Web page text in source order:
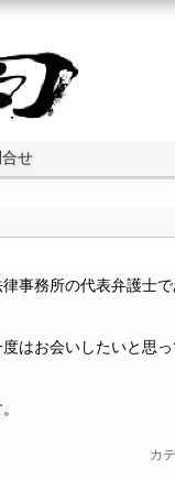
合せ
事務所の代表弁護士
はお会いしたいと思っ
カ